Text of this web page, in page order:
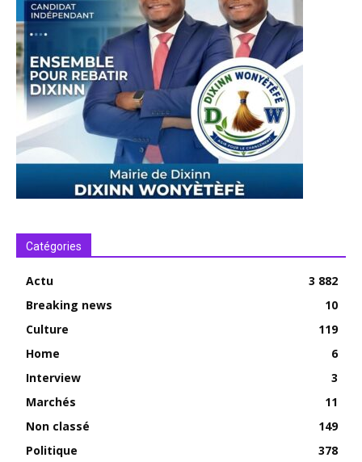
Catégories
Actu
3 882
Breaking news
10
Culture
119
Home
6
Interview
3
Marchés
11
Non classé
149
Politique
378